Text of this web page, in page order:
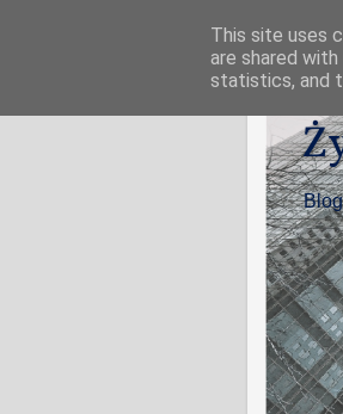
This site uses
are shared
statistics, and